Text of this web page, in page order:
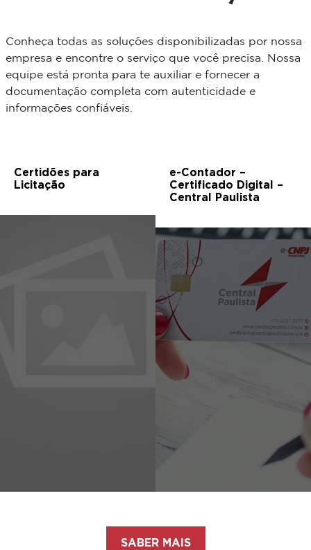
Conheça todas as soluções disponibilizadas por nossa
empresa e encontre o serviço que você precisa. Nossa
equipe está pronta para te auxiliar e fornecer a
documentação completa com autenticidade e
informações confiáveis.
Certidões para
Licitação
e-Contador –
Certificado Digital –
Central Paulista
SABER MAIS